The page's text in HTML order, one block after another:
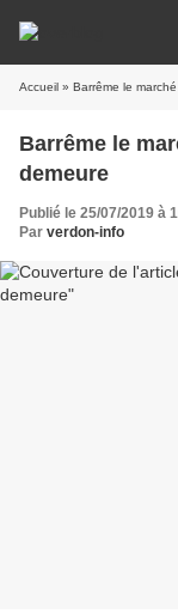
Accueil » Barrême le
Barrême le
demeure
Publié le 25/07/2019 à
Par verdon-info